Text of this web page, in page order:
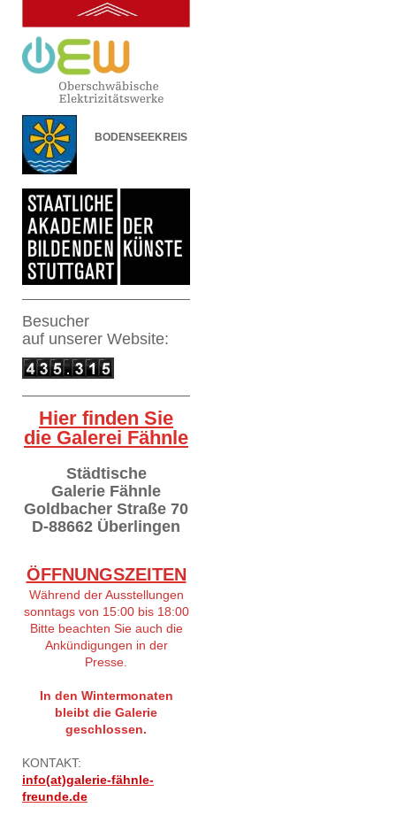
BODENSEEKREIS
Besucher
auf unserer Website:
Hier finden Sie
die Galerei Fähnle
Städtische
Galerie Fähnle
Goldbacher Straße 70
D-88662 Überlingen
ÖFFNUNGSZEITEN
Während der Ausstellungen
sonntags von 15:00 bis 18:00
Bitte beachten Sie auch die
Ankündigungen in der
Presse.
In den Wintermonaten
bleibt die Galerie
geschlossen.
KONTAKT:
info(at)galerie-fähnle-
freunde.de